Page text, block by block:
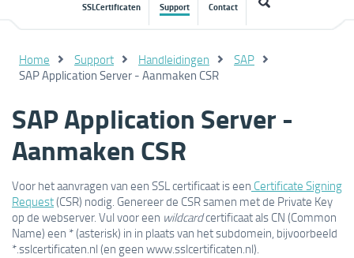
SSLCertificaten Support Contact
Home Support Handleidingen SAP
SAP Application Server - Aanmaken CSR
SAP Application Server -
Aanmaken CSR
Voor het aanvragen van een SSL certificaat is een Certificate Signing
Request(CSR) nodig. Genereer de CSR samen met de Private Key
op de webserver. Vul voor een wildcardcertificaat als CN (Common
Name) een * (asterisk) in in plaats van het subdomein, bijvoorbeeld
*.sslcertificaten.nl (en geen www.sslcertificaten.nl).